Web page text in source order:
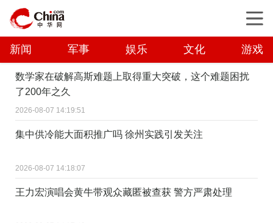
新闻 军事 娱乐 文化 游戏
数学家在破解高斯难题上取得重大突破，这个难题困扰
了200年之久
2026-08-07 14:19:51
集中供冷能大面积推广吗 徐州实践引发关注
2026-08-07 14:18:07
王力宏演唱会黄牛带观众藏匿被查获 警方严肃处理